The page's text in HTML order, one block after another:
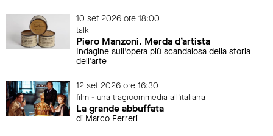
10 set 2026 ore 18:00
talk
Piero Manzoni. Merda d’artista
Indagine sull’opera più scandalosa della storia
dell’arte
12 set 2026 ore 16:30
film - una tragicommedia all'italiana
La grande abbuffata
di Marco Ferreri